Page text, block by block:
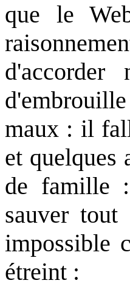
que le
maux : il
et quelques
de famille
sauver
impossible
étreint :